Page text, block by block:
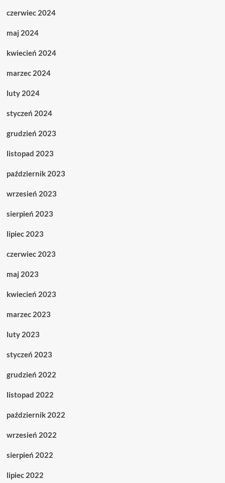
czerwiec 2024
maj 2024
kwiecień 2024
marzec 2024
luty 2024
styczeń 2024
grudzień 2023
listopad 2023
październik 2023
wrzesień 2023
sierpień 2023
lipiec 2023
czerwiec 2023
maj 2023
kwiecień 2023
marzec 2023
luty 2023
styczeń 2023
grudzień 2022
listopad 2022
październik 2022
wrzesień 2022
sierpień 2022
lipiec 2022